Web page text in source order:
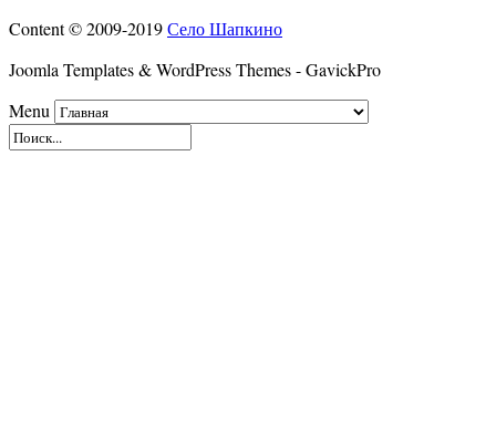
Content © 2009-2019Село Шапкино
Joomla Templates & WordPress Themes - GavickPro
Menu